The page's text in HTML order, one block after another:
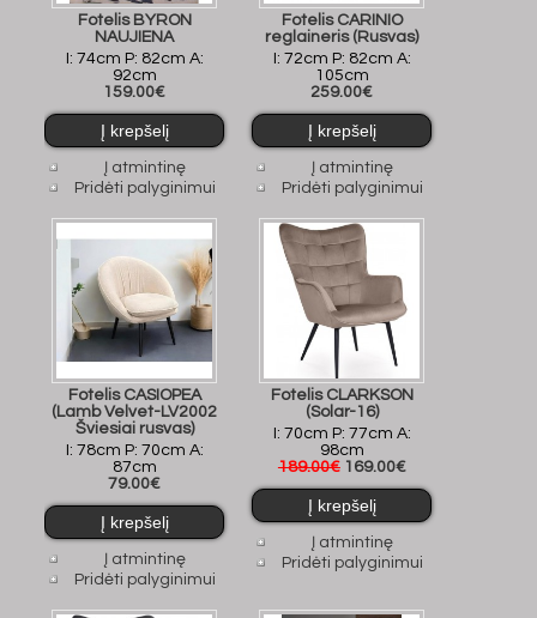
Fotelis BYRON
NAUJIENA
I: 74cm P: 82cm A:
92cm
159.00€
Į atmintinę
Pridėti palyginimui
Fotelis CARINIO
reglaineris (Rusvas)
I: 72cm P: 82cm A:
105cm
259.00€
Į atmintinę
Pridėti palyginimui
Fotelis CASIOPEA
(Lamb Velvet-LV2002
Šviesiai rusvas)
I: 78cm P: 70cm A:
87cm
79.00€
Į atmintinę
Pridėti palyginimui
Fotelis CLARKSON
(Solar-16)
I: 70cm P: 77cm A:
98cm
189.00€ 169.00€
Į atmintinę
Pridėti palyginimui